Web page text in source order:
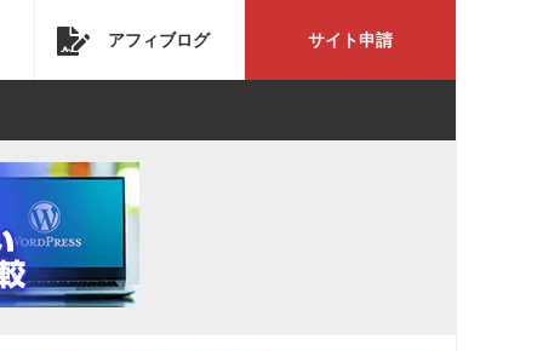
アフィブログ サイト申請